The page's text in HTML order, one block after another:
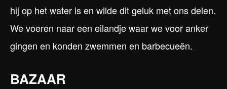
hij op het water is en wilde dit geluk met ons delen.
We voeren naar een eilandje waar we voor anker
gingen en konden zwemmen en barbecueën.
BAZAAR